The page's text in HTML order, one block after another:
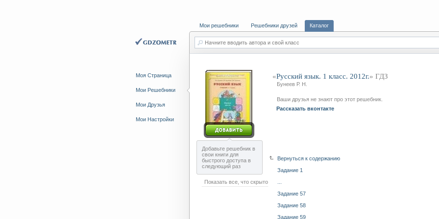
Моя Страница
Мои Решебники
Мои Друзья
Мои Настройки
Мои решебники Решебники друзей Каталог
Начните вводить автора и свой класс
Добавьте решебник в
свои книги для
быстрого доступа в
следующий раз
«Русский язык. 1 класс. 2012г.» ГДЗ
Бунеев Р. Н.
Ваши друзья не знают про этот решебник.
Рассказать вконтакте
Вернуться к содержанию
Задание 1
Показать все, что скрыто
Задание 57
Задание 58
Задание 59